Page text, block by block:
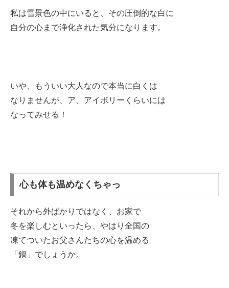
私は雪景色の中にいると、その圧倒的な白に
自分の心まで浄化された気分になります。
いや、もういい大人なので本当に白くは
なりませんが、ア、アイボリーくらいには
なってみせる！
心も体も温めなくちゃっ
それから外ばかりではなく、お家で
冬を楽しむといったら、やはり全国の
凍てついたお父さんたちの心を温める
「鍋」でしょうか。